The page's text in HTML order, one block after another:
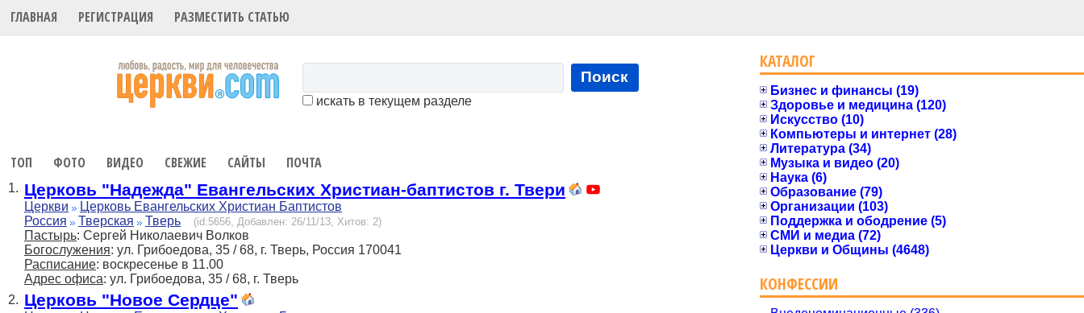
ГЛАВНАЯ РЕГИСТРАЦИЯ РАЗМЕСТИТЬ СТАТЬЮ
Поиск
искать в текущем разделе
ТОП ФОТО ВИДЕО СВЕЖИЕ САЙТЫ ПОЧТА
1. Церковь "Надежда" Евангельских Христиан-баптистов г. Твери
Церкви
Церковь Евангельских Христиан Баптистов
Россия
Тверская Тверь (id:5656, Добавлен: 26/11/13, Хитов: 2)
Пастырь: Сергей Николаевич Волков
Богослужения: ул. Грибоедова, 35 / 68, г. Тверь, Россия 170041
Расписание: воскресенье в 11.00
Адрес офиса: ул. Грибоедова, 35 / 68, г. Тверь
2. Церковь "Новое Сердце"
КАТАЛОГ
Бизнес и финансы (19)
Здоровье и медицина (120)
Искусство (10)
Компьютеры и интернет (28)
Литература (34)
Музыка и видео (20)
Наука (6)
Образование (79)
Организации (103)
Поддержка и ободрение (5)
СМИ и медиа (72)
Церкви и Общины (4648)
КОНФЕССИИ